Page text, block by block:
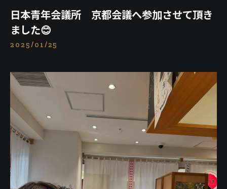
日本青年会議所 京都会議へ参加させて頂き
ました😊
2025/01/25